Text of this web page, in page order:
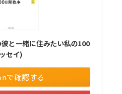
と一緒に住みたい私の100
セイ)
で確認する